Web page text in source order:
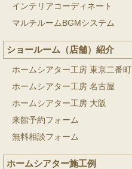
インテリアコーディネート
マルチルームBGMシステム
ショールーム（店舗）紹介
ホームシアター工房 東京二番町
ホームシアター工房 名古屋
ホームシアター工房 大阪
来館予約フォーム
無料相談フォーム
ホームシアター施工例